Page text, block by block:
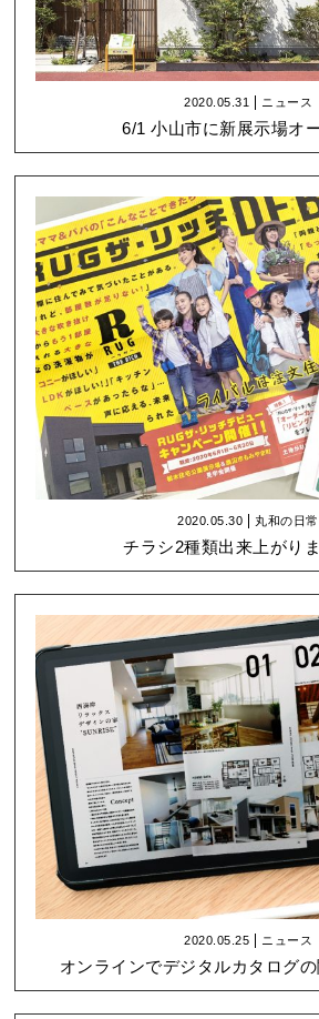
2020.05.31 ニュース
6/1 小山市に新展示場オ
2020.05.30 丸和の日常
チラシ2種類出来上がり
2020.05.25 ニュース
オンラインでデジタルカタログ